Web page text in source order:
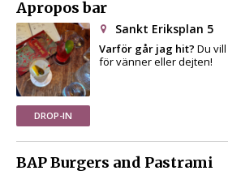
Apropos bar
DROP-IN
Sankt Eriksplan 5
Varför går jag hit? Du
för vänner eller dejten!
BAP Burgers and Pastrami